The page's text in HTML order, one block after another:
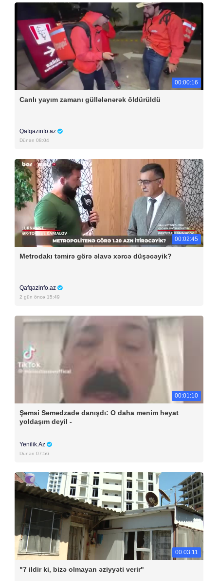
00:00:16
Canlı yayım zamanı güllələnərək öldürüldü
Qafqazinfo.az
Dünən 08:04
00:02:45
Metrodakı təmirə görə əlavə xərcə düşəcəyik?
Qafqazinfo.az
2 gün öncə 15:49
00:01:10
Şəmsi Səmədzadə danışdı: O daha mənim həyat
yoldaşım deyil -
Yenilik.Az
Dünən 07:56
00:03:11
"7 ildir ki, bizə olmayan əziyyəti verir"